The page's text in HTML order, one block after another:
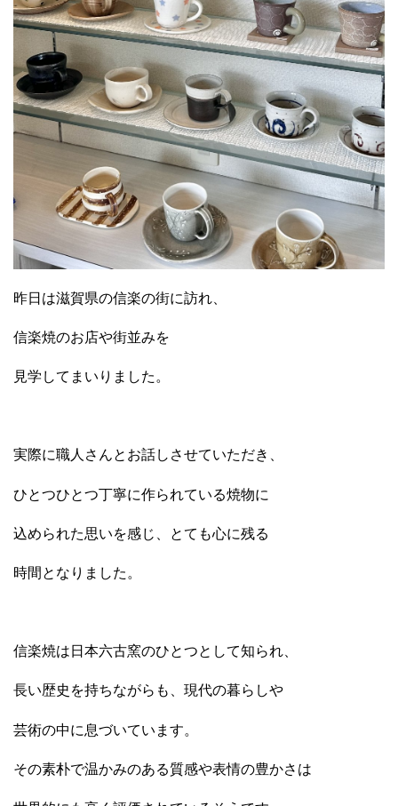
昨日は滋賀県の信楽の街に訪れ、
信楽焼のお店や街並みを
見学してまいりました。
実際に職人さんとお話しさせていただき、
ひとつひとつ丁寧に作られている焼物に
込められた思いを感じ、とても心に残る
時間となりました。
信楽焼は日本六古窯のひとつとして知られ、
長い歴史を持ちながらも、現代の暮らしや
芸術の中に息づいています。
その素朴で温かみのある質感や表情の豊かさは